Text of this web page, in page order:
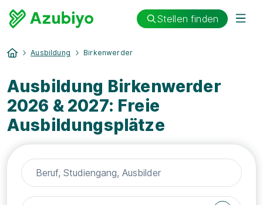
Stellen finden
Ausbildung Birkenwerder
Ausbildung Birkenwerder
2026 & 2027: Freie
Ausbildungsplätze